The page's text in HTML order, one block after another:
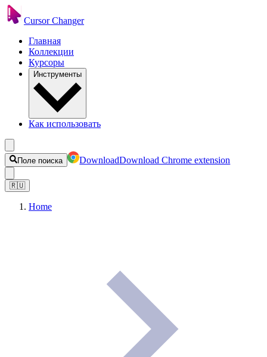
Cursor Changer
Главная
Коллекции
Курсоры
Инструменты
Как использовать
Поле поиска DownloadDownload Chrome extension
🇷🇺
Home